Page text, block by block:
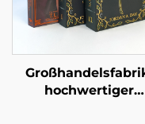
hochwertiger